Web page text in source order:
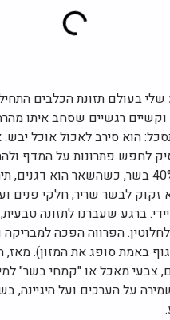
רגשיים שסחב איתו
הוא סירב לאכול אוכל יבש.
לחפש פתרונות על המדף
היבש הממוצע מכיל רק כ-40% בשר,
ברגע שעברנו לתזונה
הפרווה הפכה למבריקה
באמת סופג את המזון). מאז,
צבעי מאכל או "קמחי בשר"
על הערכים ועל היגיינה,